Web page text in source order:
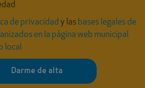
de privacidad y las bases legales de
en la página web municipal
local
Darme de alta